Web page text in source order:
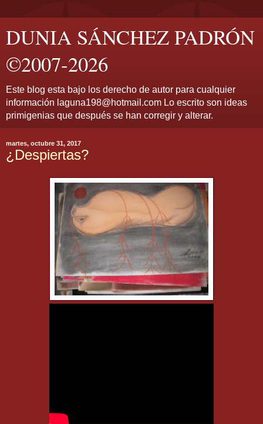
DUNIA SÁNCHEZ PADRÓN
©2007-2026
Este blog esta bajo los derecho de autor para cualquier
información laguna198@hotmail.com Lo escrito son ideas
primigenias que después se han corregir y alterar.
martes, octubre 31, 2017
¿Despiertas?